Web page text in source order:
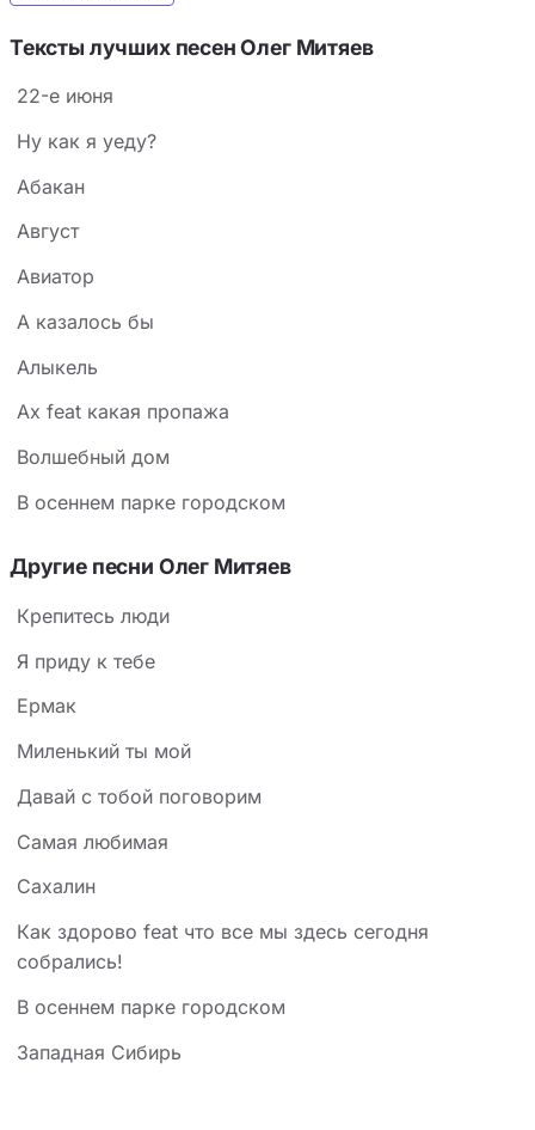
Тексты лучших песен Олег Митяев
22-е июня
Hу как я уеду?
Абакан
Август
Авиатор
А казалось бы
Алыкель
Ах feat какая пропажа
Волшебный дом
В осеннем парке городском
Другие песни Олег Митяев
Крепитесь люди
Я приду к тебе
Ермак
Миленький ты мой
Давай с тобой поговорим
Самая любимая
Сахалин
Как здорово feat что все мы здесь сегодня
собрались!
В осеннем парке городском
Западная Сибирь